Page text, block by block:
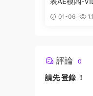
01-06
評論 0
請先登錄！